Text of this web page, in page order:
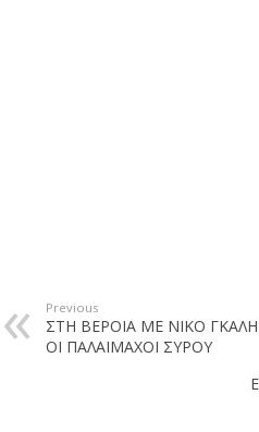
Previous
ΣΤΗ ΒΕΡΟΙΑ ΜΕ ΝΙΚΟ ΓΚΑΛΗ
ΟΙ ΠΑΛΑΙΜΑΧΟΙ ΣΥΡΟΥ